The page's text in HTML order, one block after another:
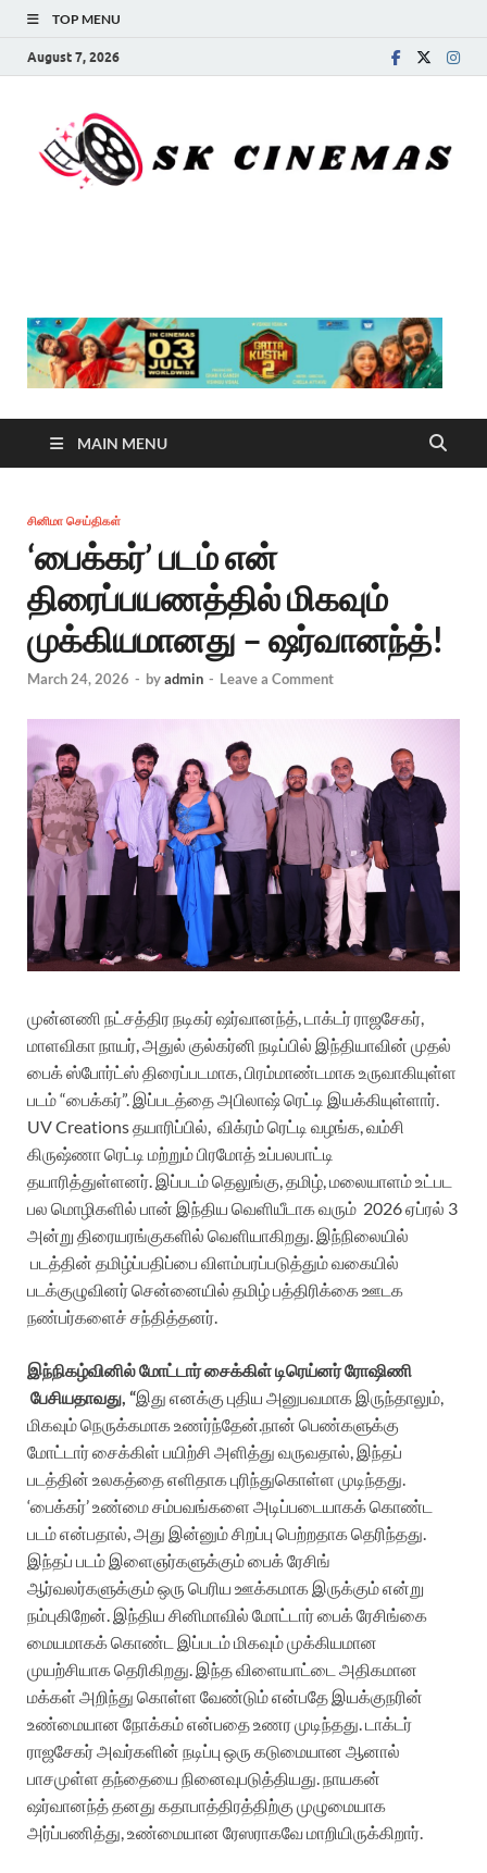
TOP MENU
August 7, 2026
MAIN MENU
சினிமா செய்திகள்
‘பைக்கர்’ படம் என்
திரைப்பயணத்தில் மிகவும்
முக்கியமானது – ஷர்வானந்த்!
March 24, 2026 - byadmin - Leave a Comment
முன்னணி நட்சத்திர நடிகர் ஷர்வானந்த், டாக்டர் ராஜசேகர்,
மாளவிகா நாயர், அதுல் குல்கர்னி நடிப்பில் இந்தியாவின் முதல்
பைக் ஸ்போர்ட்ஸ் திரைப்படமாக, பிரம்மாண்டமாக உருவாகியுள்ள
படம் “பைக்கர்”. இப்படத்தை அபிலாஷ் ரெட்டி இயக்கியுள்ளார்.
UV Creations தயாரிப்பில், விக்ரம் ரெட்டி வழங்க, வம்சி
கிருஷ்ணா ரெட்டி மற்றும் பிரமோத் உப்பலபாட்டி
தயாரித்துள்ளனர். இப்படம் தெலுங்கு, தமிழ், மலையாளம் உட்பட
பல மொழிகளில் பான் இந்திய வெளியீடாக வரும் 2026 ஏப்ரல் 3
அன்று திரையரங்குகளில் வெளியாகிறது. இந்நிலையில்
படத்தின் தமிழ்ப்பதிப்பை விளம்பரப்படுத்தும் வகையில்
படக்குழுவினர் சென்னையில் தமிழ் பத்திரிக்கை ஊடக
நண்பர்களைச் சந்தித்தனர்.
இந்நிகழ்வினில் மோட்டார் சைக்கிள் டிரெய்னர் ரோஷிணி
பேசியதாவது, “இது எனக்கு புதிய அனுபவமாக இருந்தாலும்,
மிகவும் நெருக்கமாக உணர்ந்தேன்.நான் பெண்களுக்கு
மோட்டார் சைக்கிள் பயிற்சி அளித்து வருவதால், இந்தப்
படத்தின் உலகத்தை எளிதாக புரிந்துகொள்ள முடிந்தது.
‘பைக்கர்’ உண்மை சம்பவங்களை அடிப்படையாகக் கொண்ட
படம் என்பதால், அது இன்னும் சிறப்பு பெற்றதாக தெரிந்தது.
இந்தப் படம் இளைஞர்களுக்கும் பைக் ரேசிங்
ஆர்வலர்களுக்கும் ஒரு பெரிய ஊக்கமாக இருக்கும் என்று
நம்புகிறேன். இந்திய சினிமாவில் மோட்டார் பைக் ரேசிங்கை
மையமாகக் கொண்ட இப்படம் மிகவும் முக்கியமான
முயற்சியாக தெரிகிறது. இந்த விளையாட்டை அதிகமான
மக்கள் அறிந்து கொள்ள வேண்டும் என்பதே இயக்குநரின்
உண்மையான நோக்கம் என்பதை உணர முடிந்தது. டாக்டர்
ராஜசேகர் அவர்களின் நடிப்பு ஒரு கடுமையான ஆனால்
பாசமுள்ள தந்தையை நினைவுபடுத்தியது. நாயகன்
ஷர்வானந்த் தனது கதாபாத்திரத்திற்கு முழுமையாக
அர்ப்பணித்து, உண்மையான ரேஸராகவே மாறியிருக்கிறார்.